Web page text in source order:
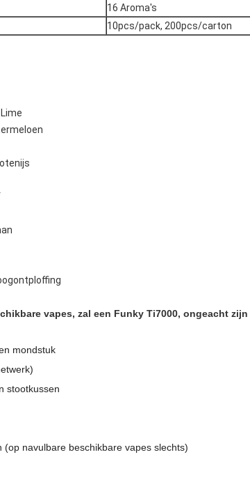
16 Aroma's
10pcs/pack, 200pcs/carton
vapes, zal een Funky Ti7000, ongeacht
mondstuk
stootkussen
(op navulbare beschikbare vapes slechts)